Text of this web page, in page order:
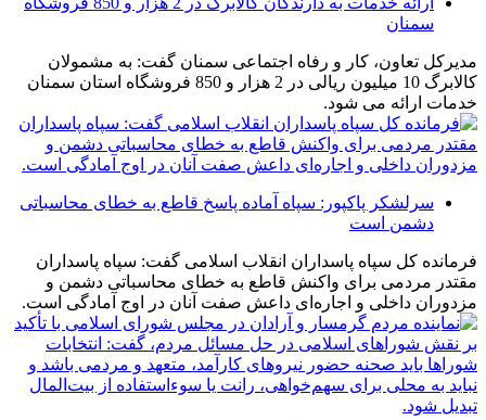
سمنان
مدیرکل تعاون، کار و رفاه اجتماعی سمنان گفت: به مشمولان
کالابرگ 10 میلیون ریالی در 2 هزار و 850 فروشگاه استان سمنان
خدمات ارائه می شود.
سرلشکر پاکپور: سپاه آماده پاسخ قاطع به خطای محاسباتی
دشمن است
فرمانده کل سپاه پاسداران انقلاب اسلامی گفت: سپاه پاسداران
مقتدر مردمی برای واکنش قاطع به خطای محاسباتی دشمن و
مزدوران داخلی و اجاره‌ای داعش صفت آنان در اوج آمادگی است.